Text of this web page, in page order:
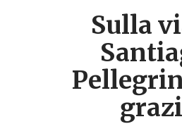
Sulla